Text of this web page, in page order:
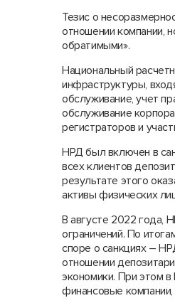
Тезис о
отношении компании,
обратимыми».
Национальный
инфраструктуры,
обслуживание, учет
обслуживание
регистраторов и
НРД был включен в
всех клиентов
результате этого
активы физических
В августе 2022 года,
ограничений. По
споре о санкциях –
отношении
экономики. При этом в
финансовые